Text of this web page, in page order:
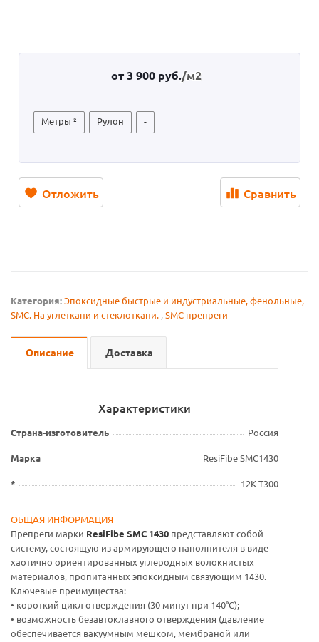
от3 900 руб./м2
Метры ² Рулон -
Отложить Сравнить
Категория:Эпоксидные быстрые и индустриальные, фенольные,
SMC. На углеткани и стеклоткани. ,SMC препреги
Описание Доставка
Характеристики
Страна-изготовитель Россия
Марка ResiFibe SMC1430
* 12К T300
ОБЩАЯ ИНФОРМАЦИЯ
Препреги марки ResiFibe SMC 1430 представляют собой
систему, состоящую из армирующего наполнителя в виде
хаотично ориентированных углеродных волокнистых
материалов, пропитанных эпоксидным связующим 1430.
Ключевые преимущества:
• короткий цикл отверждения (30 минут при 140°С);
• возможность безавтоклавного отверждения (давление
обеспечивается вакуумным мешком, мембраной или